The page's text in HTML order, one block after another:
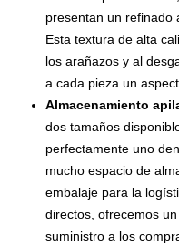
presentan un refinado
Esta textura de alta
los arañazos y al
a cada pieza un
Almacenamiento
dos tamaños
perfectamente uno
mucho espacio de
embalaje para la
directos, ofrecemos
suministro a los